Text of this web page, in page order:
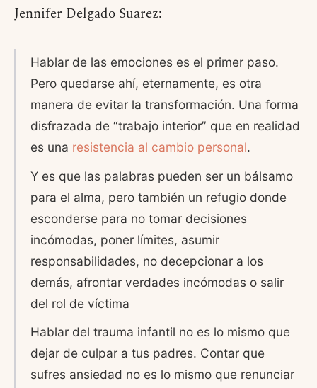
Jennifer Delgado Suarez:
Hablar de las emociones es el primer paso.
Pero quedarse ahí, eternamente, es otra
manera de evitar la transformación. Una forma
disfrazada de “trabajo interior” que en realidad
es una resistencia al cambio personal.
Y es que las palabras pueden ser un bálsamo
para el alma, pero también un refugio donde
esconderse para no tomar decisiones
incómodas, poner límites, asumir
responsabilidades, no decepcionar a los
demás, afrontar verdades incómodas o salir
del rol de víctima
Hablar del trauma infantil no es lo mismo que
dejar de culpar a tus padres. Contar que
sufres ansiedad no es lo mismo que renunciar